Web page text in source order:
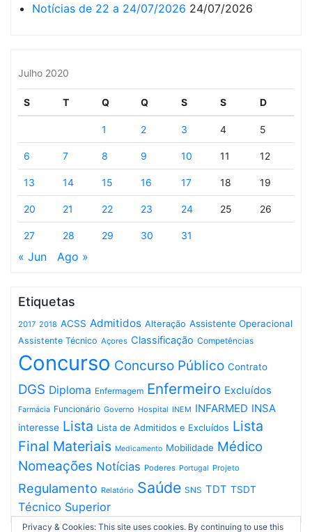
Notícias de 22 a 24/07/2026 24/07/2026
Julho 2020
S T Q Q S S D
1 2 3 4 5
6 7 8 9 10 11 12
13 14 15 16 17 18 19
20 21 22 23 24 25 26
27 28 29 30 31
« Jun Ago »
Etiquetas
2017 2018 ACSS Admitidos Alteração Assistente Operacional
Assistente Técnico Açores Classificação Competências
Concurso Concurso Público Contrato
DGS Diploma Enfermagem Enfermeiro Excluídos
Farmácia Funcionário Governo Hospital INEM INFARMED INSA
interesse Lista Lista de Admitidos e Excluídos Lista
Final Materiais Medicamento Mobilidade Médico
Nomeações Notícias Poderes Portugal Projeto
Regulamento Relatório Saúde SNS TDT TSDT
Técnico Superior
Privacy & Cookies: This site uses cookies. By continuing to use this